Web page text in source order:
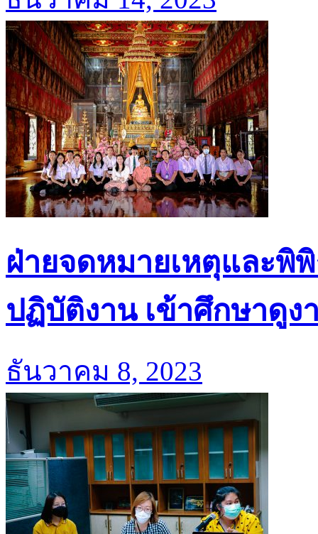
ฝ่ายจดหมายเหตุและ
ปฏิบัติงาน เข้าศึกษาดู
ธันวาคม 8, 2023